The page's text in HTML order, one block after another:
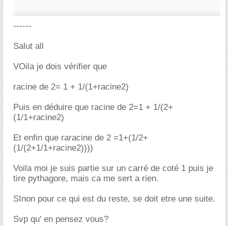
------
Salut all
VOila je dois vérifier que
racine de 2= 1 + 1/(1+racine2)
Puis en déduire que racine de 2=1 + 1/(2+
(1/1+racine2)
Et enfin que raracine de 2 =1+(1/2+
(1/(2+1/1+racine2))))
Voila moi je suis partie sur un carré de coté 1 puis je
tire pythagore, mais ca me sert a rien.
SInon pour ce qui est du reste, se doit etre une suite.
Svp qu' en pensez vous?